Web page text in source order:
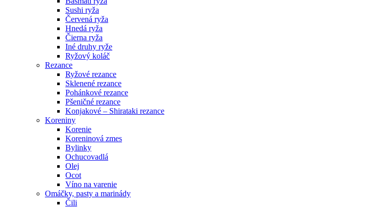
Sushi ryža
Červená ryža
Hnedá ryža
Čierna ryža
Iné druhy ryže
Ryžový koláč
Rezance
Ryžové rezance
Sklenené rezance
Pohánkové rezance
Pšeničné rezance
Konjakové – Shirataki rezance
Koreniny
Korenie
Koreninová zmes
Bylinky
Ochucovadlá
Olej
Ocot
Víno na varenie
Omáčky, pasty a marinády
Čili